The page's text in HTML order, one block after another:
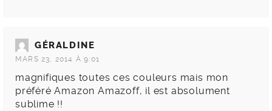
GÉRALDINE
MARS 23, 2014 À 9:01
magnifiques toutes ces couleurs mais mon
préféré Amazon Amazoff, il est absolument
sublime !!